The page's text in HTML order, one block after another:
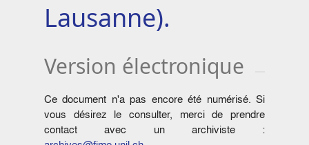
Lausanne).
Version électronique
Ce document n'a pas encore été numérisé. Si
vous désirez le consulter, merci de prendre
contact avec un archiviste :